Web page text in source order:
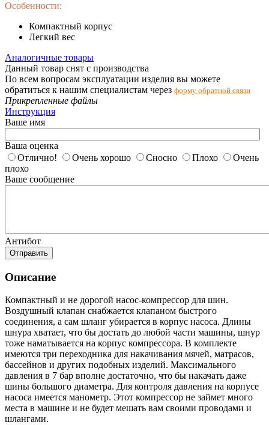
Особенности:
Компактный корпус
Легкий вес
Аналогичные товары
Данный товар снят с производства
По всем вопросам эксплуатации изделия вы можете
обратиться к нашим специалистам через форму обратной связи
Прикрепленные файлы
Инструкция
Ваше имя
Ваша оценка
Отлично!
Очень хорошо Сносно Плохо
Очень
плохо
Ваше сообщение
Антибот
Отправить
Описание
Компактный и не дорогой насос-компрессор для шин.
Воздушный клапан снабжается клапаном быстрого
соединения, а сам шланг убирается в корпус насоса. Длины
шнура хватает, что бы достать до любой части машины, шнур
тоже наматывается на корпус компрессора. В комплекте
имеются три переходника для накачивания мячей, матрасов,
бассейнов и других подобных изделий. Максимального
давления в 7 бар вполне достаточно, что бы накачать даже
шины большого диаметра. Для контроля давления на корпусе
насоса имеется манометр. Этот компрессор не займет много
места в машине и не будет мешать вам своими проводами и
шлангами.